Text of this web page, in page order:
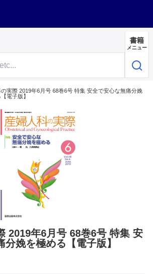
書籍
メニュー
の実際 2019年6月号 68巻6号 特集 安全で安心な無痛分娩
電子版】
2019年6月号 68巻6号 特集 安
娩を極める【電子版】